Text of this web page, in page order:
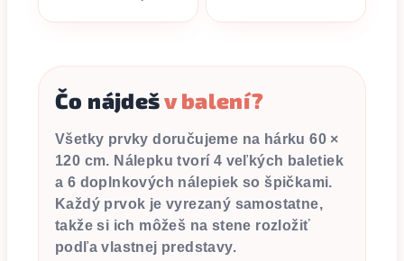
Čo nájdešv balení?
Všetky prvky doručujeme na hárku 60 ×
120 cm. Nálepku tvorí 4 veľkých baletiek
a 6 doplnkových nálepiek so špičkami.
Každý prvok je vyrezaný samostatne,
takže si ich môžeš na stene rozložiť
podľa vlastnej predstavy.